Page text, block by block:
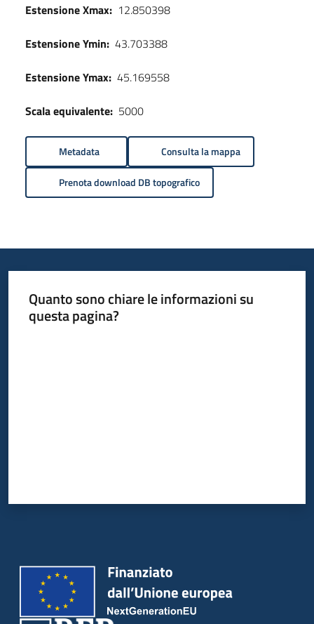
Estensione Xmax: 12.850398
Estensione Ymin: 43.703388
Estensione Ymax: 45.169558
Scala equivalente: 5000
Metadata Consulta la mappa
Prenota download DB topografico
Quanto sono chiare le informazioni su
questa pagina?